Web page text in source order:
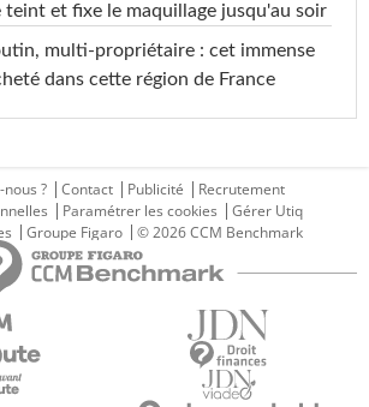
et fixe le maquillage jusqu'au soir
multi-propriétaire : cet immense
dans cette région de France
? Contact Publicité
Recrutement
Paramétrer les cookies
Gérer Utiq
Groupe Figaro © 2026 CCM Benchmark